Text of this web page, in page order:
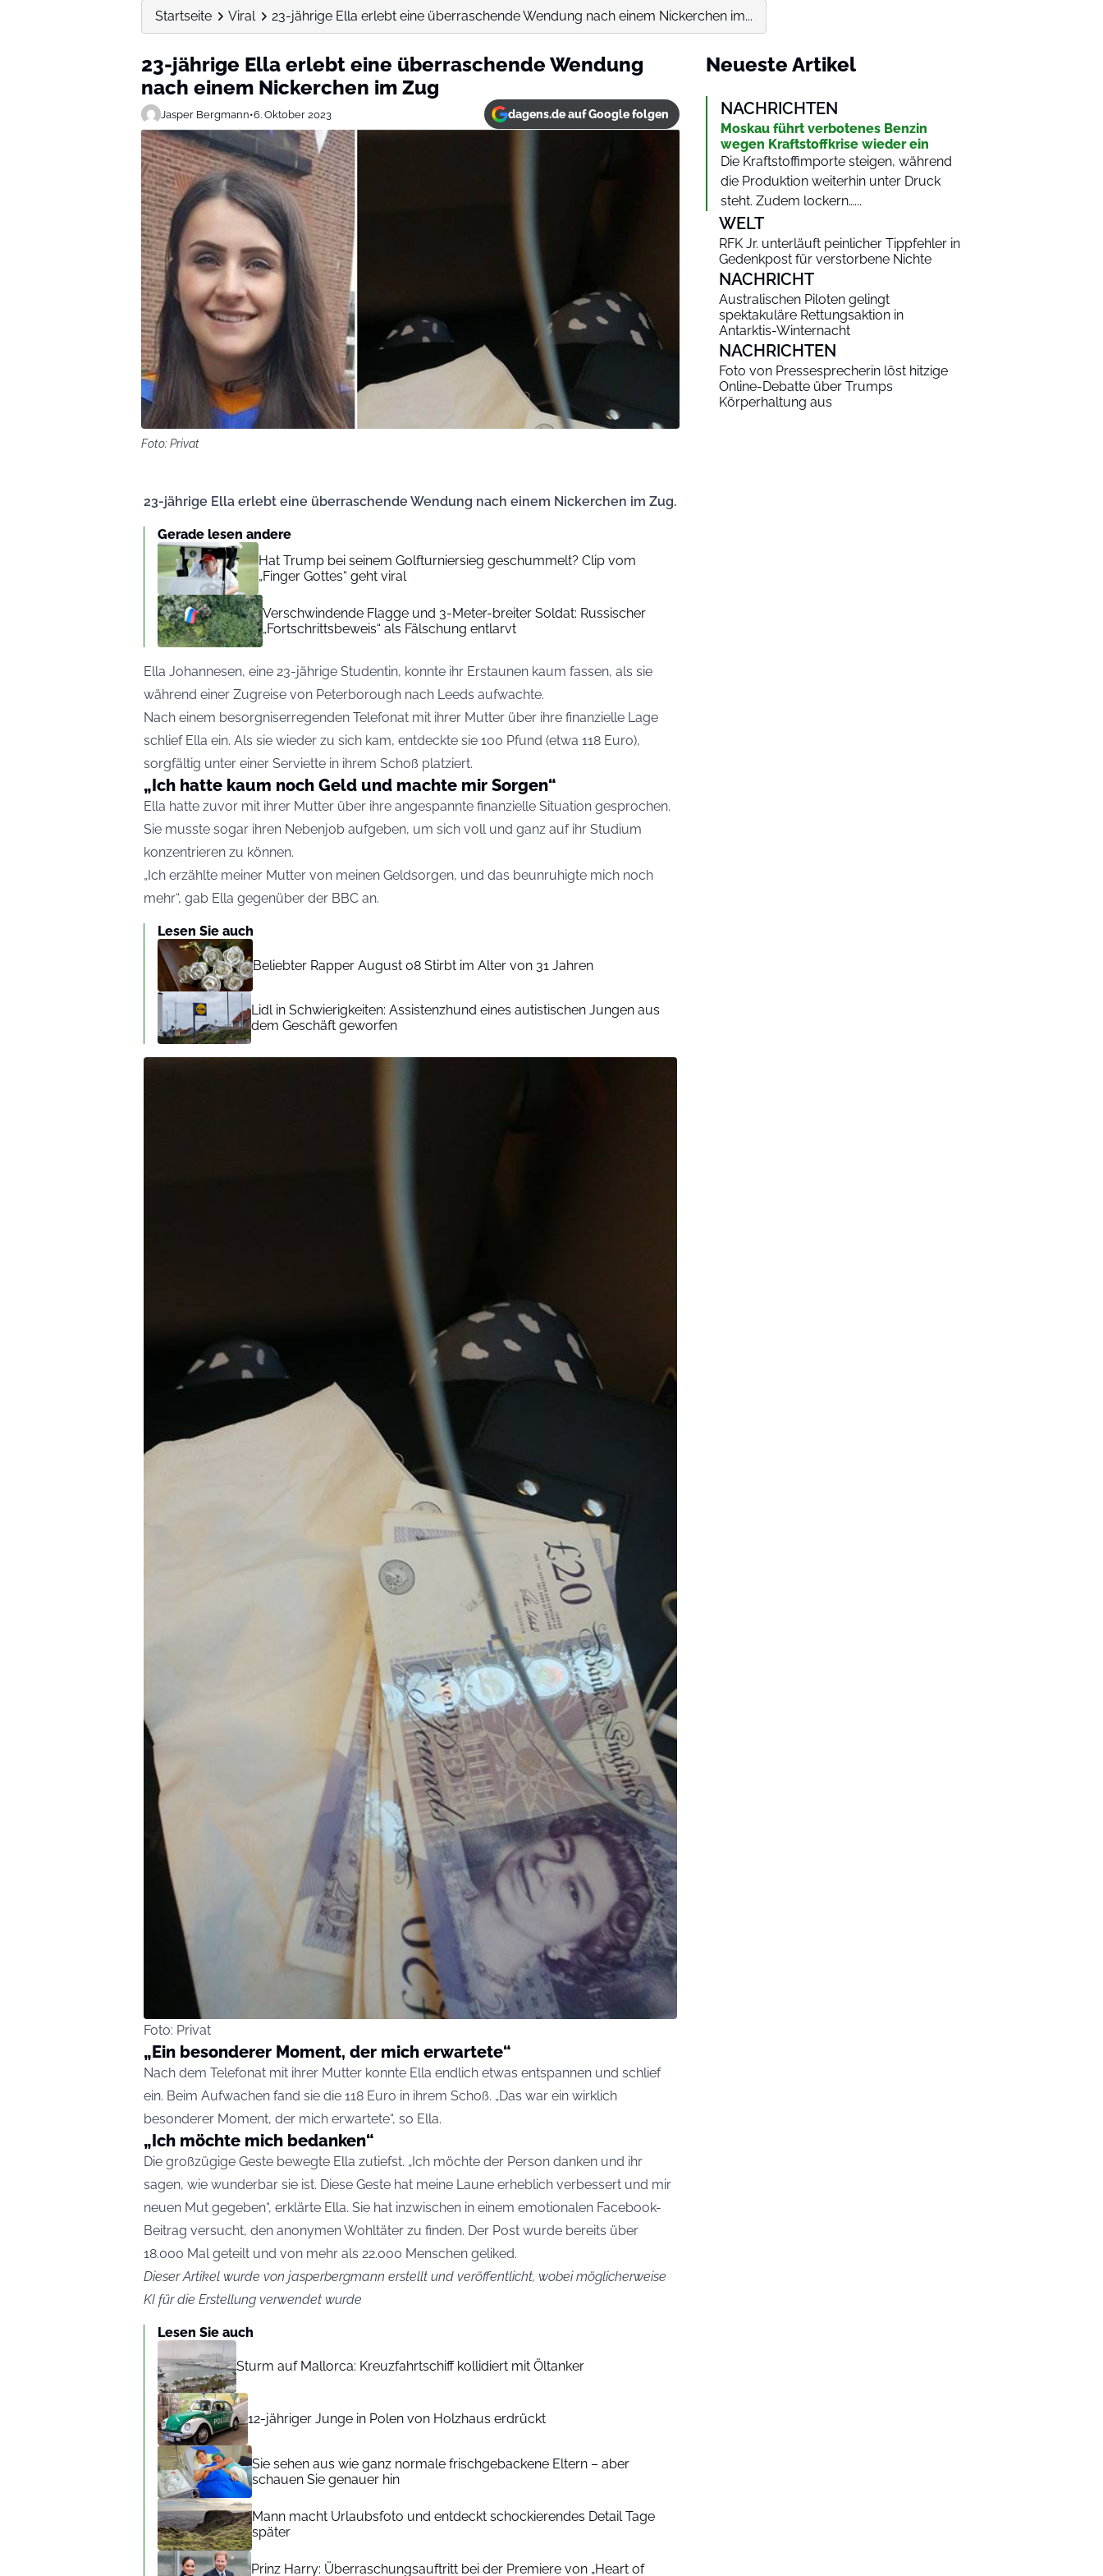
Startseite Viral 23-jährige Ella erlebt eine überraschende Wendung nach einem Nickerchen im...
23-jährige Ella erlebt eine überraschende Wendung
nach einem Nickerchen im Zug
Jasper Bergmann•6. Oktober 2023 dagens.de auf Google folgen
Foto: Privat
23-jährige Ella erlebt eine überraschende Wendung nach einem Nickerchen im Zug.
Gerade lesen andere
Hat Trump bei seinem Golfturniersieg geschummelt? Clip vom
„Finger Gottes“ geht viral
Verschwindende Flagge und 3-Meter-breiter Soldat: Russischer
„Fortschrittsbeweis“ als Fälschung entlarvt
Ella Johannesen, eine 23-jährige Studentin, konnte ihr Erstaunen kaum fassen, als sie
während einer Zugreise von Peterborough nach Leeds aufwachte.
Nach einem besorgniserregenden Telefonat mit ihrer Mutter über ihre finanzielle Lage
schlief Ella ein. Als sie wieder zu sich kam, entdeckte sie 100 Pfund (etwa 118 Euro),
sorgfältig unter einer Serviette in ihrem Schoß platziert.
„Ich hatte kaum noch Geld und machte mir Sorgen“
Ella hatte zuvor mit ihrer Mutter über ihre angespannte finanzielle Situation gesprochen.
Sie musste sogar ihren Nebenjob aufgeben, um sich voll und ganz auf ihr Studium
konzentrieren zu können.
„Ich erzählte meiner Mutter von meinen Geldsorgen, und das beunruhigte mich noch
mehr“, gab Ella gegenüber der BBC an.
Lesen Sie auch
Beliebter Rapper August 08 Stirbt im Alter von 31 Jahren
Lidl in Schwierigkeiten: Assistenzhund eines autistischen Jungen aus
dem Geschäft geworfen
Foto: Privat
„Ein besonderer Moment, der mich erwartete“
Nach dem Telefonat mit ihrer Mutter konnte Ella endlich etwas entspannen und schlief
ein. Beim Aufwachen fand sie die 118 Euro in ihrem Schoß. „Das war ein wirklich
besonderer Moment, der mich erwartete“, so Ella.
„Ich möchte mich bedanken“
Die großzügige Geste bewegte Ella zutiefst. „Ich möchte der Person danken und ihr
sagen, wie wunderbar sie ist. Diese Geste hat meine Laune erheblich verbessert und mir
neuen Mut gegeben“, erklärte Ella. Sie hat inzwischen in einem emotionalen Facebook-
Beitrag versucht, den anonymen Wohltäter zu finden. Der Post wurde bereits über
18.000 Mal geteilt und von mehr als 22.000 Menschen geliked.
Dieser Artikel wurde von jasperbergmann erstellt und veröffentlicht, wobei möglicherweise
KI für die Erstellung verwendet wurde
Lesen Sie auch
Sturm auf Mallorca: Kreuzfahrtschiff kollidiert mit Öltanker
12-jähriger Junge in Polen von Holzhaus erdrückt
Sie sehen aus wie ganz normale frischgebackene Eltern – aber
schauen Sie genauer hin
Mann macht Urlaubsfoto und entdeckt schockierendes Detail Tage
später
Prinz Harry: Überraschungsauftritt bei der Premiere von „Heart of
Neueste Artikel
NACHRICHTEN
Moskau führt verbotenes Benzin
wegen Kraftstoffkrise wieder ein
Die Kraftstoffimporte steigen, während
die Produktion weiterhin unter Druck
steht. Zudem lockern…...
WELT
RFK Jr. unterläuft peinlicher Tippfehler in
Gedenkpost für verstorbene Nichte
NACHRICHT
Australischen Piloten gelingt
spektakuläre Rettungsaktion in
Antarktis-Winternacht
NACHRICHTEN
Foto von Pressesprecherin löst hitzige
Online-Debatte über Trumps
Körperhaltung aus